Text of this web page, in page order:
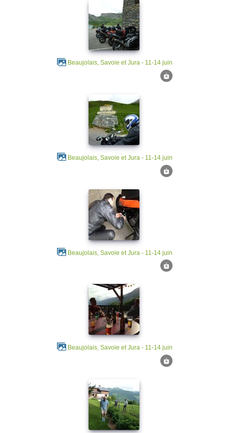
Beaujolais, Savoie et Jura - 11-14 juin
Beaujolais, Savoie et Jura - 11-14 juin
Beaujolais, Savoie et Jura - 11-14 juin
Beaujolais, Savoie et Jura - 11-14 juin